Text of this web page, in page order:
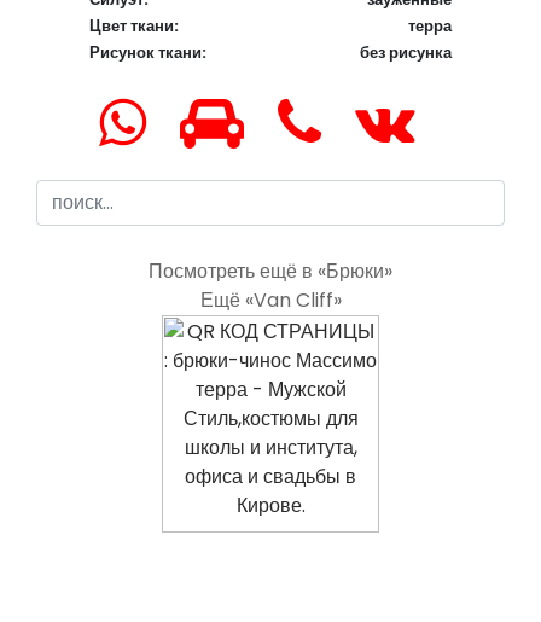
Цвет ткани:
терра
Рисунок ткани:
без рисунка
Посмотреть ещё в «Брюки»
Ещё «Van Cliff»